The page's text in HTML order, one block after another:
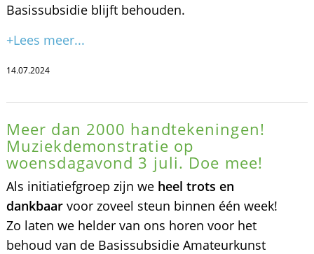
Basissubsidie blijft behouden.
+Lees meer...
14.07.2024
Meer dan 2000 handtekeningen!
Muziekdemonstratie op
woensdagavond 3 juli. Doe mee!
Als initiatiefgroep zijn we heel trots en
dankbaarvoor zoveel steun binnen één week!
Zo laten we helder van ons horen voor het
behoud van de Basissubsidie Amateurkunst